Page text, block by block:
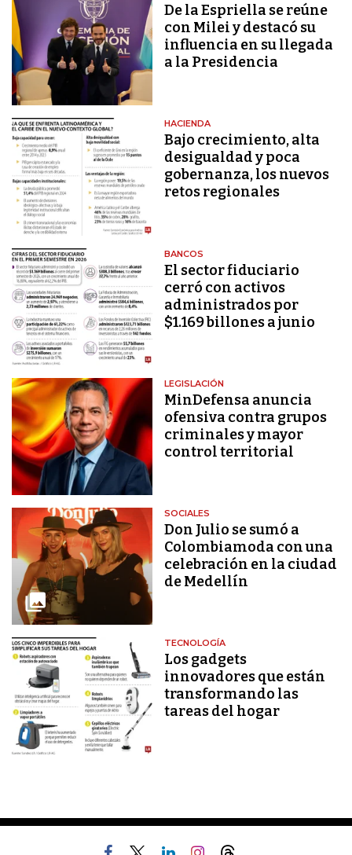
De la Espriella se reúne
con Milei y destacó su
influencia en su llegada
a la Presidencia
HACIENDA
Bajo crecimiento, alta
desigualdad y poca
gobernanza, los nuevos
retos regionales
BANCOS
El sector fiduciario
cerró con activos
administrados por
$1.169 billones a junio
LEGISLACIÓN
MinDefensa anuncia
ofensiva contra grupos
criminales y mayor
control territorial
SOCIALES
Don Julio se sumó a
Colombiamoda con una
celebración en la ciudad
de Medellín
TECNOLOGÍA
Los gadgets
innovadores que están
transformando las
tareas del hogar